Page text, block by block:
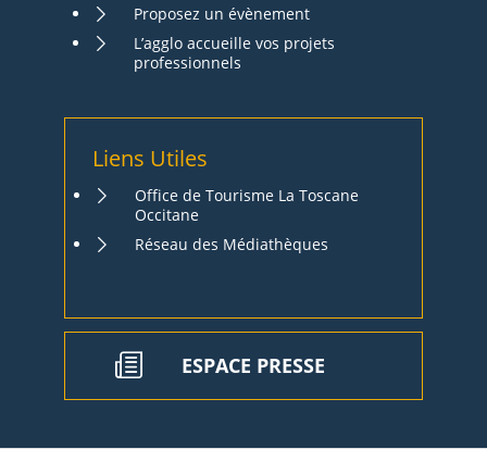
Proposez un évènement
L’agglo accueille vos projets
professionnels
Liens Utiles
Office de Tourisme La Toscane
Occitane
Réseau des Médiathèques
ESPACE PRESSE